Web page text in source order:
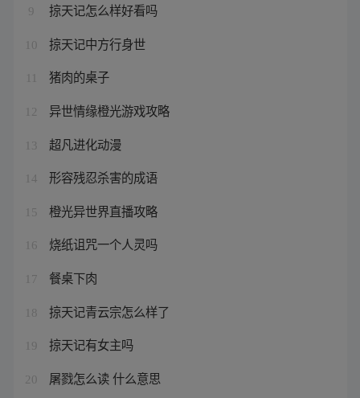
9 掠天记怎么样好看吗
10 掠天记中方行身世
猪肉的桌子
12 异世情缘橙光游戏攻略
13 超凡进化动漫
14 形容残忍杀害的成语
15 橙光异世界直播攻略
16 烧纸诅咒一个人灵吗
17 餐桌下肉
18 掠天记青云宗怎么样了
19 掠天记有女主吗
20 屠戮怎么读 什么意思